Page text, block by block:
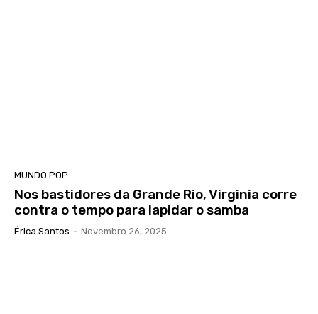
MUNDO POP
Nos bastidores da Grande Rio, Virginia corre
contra o tempo para lapidar o samba
Érica Santos - Novembro 26, 2025